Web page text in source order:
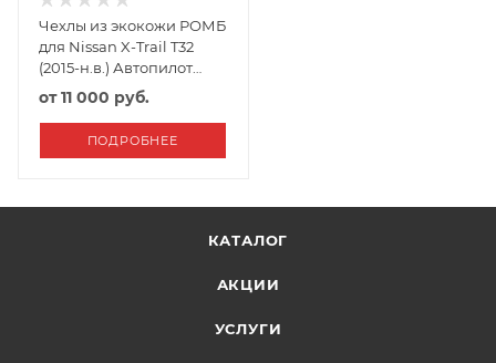
Чехлы из экокожи РОМБ
для Nissan X-Trail T32
(2015-н.в.) Автопилот
Черный+Серый
от11 000 руб.
ПОДРОБНЕЕ
КАТАЛОГ
АКЦИИ
УСЛУГИ